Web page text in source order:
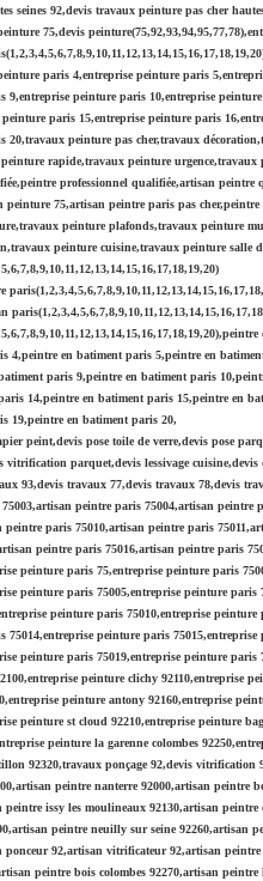
seines 92,devis travaux peinture pas cher
75,devis
paris 4,entreprise peinture paris
9,entreprise peinture paris 10,entreprise
peinture paris 15,entreprise peinture paris
20,travaux peinture pas cher,travaux
rapide,travaux peinture
professionnel qualifiée,artisan
peinture 75,artisan peintre paris pas
peinture plafonds,travaux peinture
peinture cuisine,travaux peinture salle
4,peintre en batiment paris 5,peintre en
paris 9,peintre en batiment paris
14,peintre en batiment paris 15,peintre en
19,peintre en batiment paris 20,
peint,devis pose toile de verre,devis pose
vitrification parquet,devis lessivage
93,devis travaux 77,devis travaux 78,devis
peintre paris 75004,artisan
peintre paris 75010,artisan peintre paris
peintre paris 75016,artisan peintre paris
peinture paris 75,entreprise peinture paris
peinture paris 75005,entreprise peinture
peinture paris 75010,entreprise
75014,entreprise peinture paris
peinture paris 75019,entreprise peinture
peinture clichy 92110,entreprise
peinture antony 92160,entreprise
peinture st cloud 92210,entreprise peinture
peinture la garenne colombes
92320,travaux ponçage 92,devis vitrification
peintre nanterre 92000,artisan peintre
peintre issy les moulineaux 92130,artisan
peintre neuilly sur seine 92260,artisan
ponceur 92,artisan vitrificateur 92,artisan
peintre bois colombes 92270,artisan